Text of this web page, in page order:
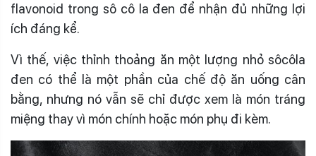
flavonoid trong sô cô la đen để nhận đủ những lợi
ích đáng kể.
Vì thế, việc thỉnh thoảng ăn một lượng nhỏ sôcôla
đen có thể là một phần của chế độ ăn uống cân
bằng, nhưng nó vẫn sẽ chỉ được xem là món tráng
miệng thay vì món chính hoặc món phụ đi kèm.